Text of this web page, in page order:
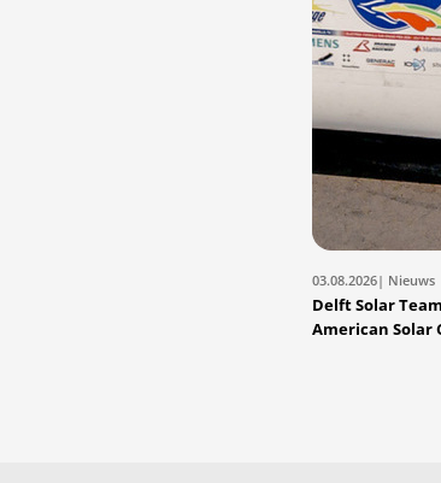
03.08.2026| Nieuws
Delft Solar
American Solar